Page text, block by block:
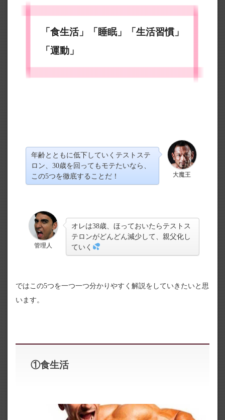
「食生活」「睡眠」「生活習慣」
「運動」
大魔王
年齢とともに低下していくテストステ
ロン、30歳を回ってもモテたいなら、
この5つを徹底することだ！
管理人
オレは38歳、ほっておいたらテストス
テロンがどんどん減少して、親父化し
ていく
ではこの5つを一つ一つ分かりやすく解説をしていきたいと思
います。
①食生活